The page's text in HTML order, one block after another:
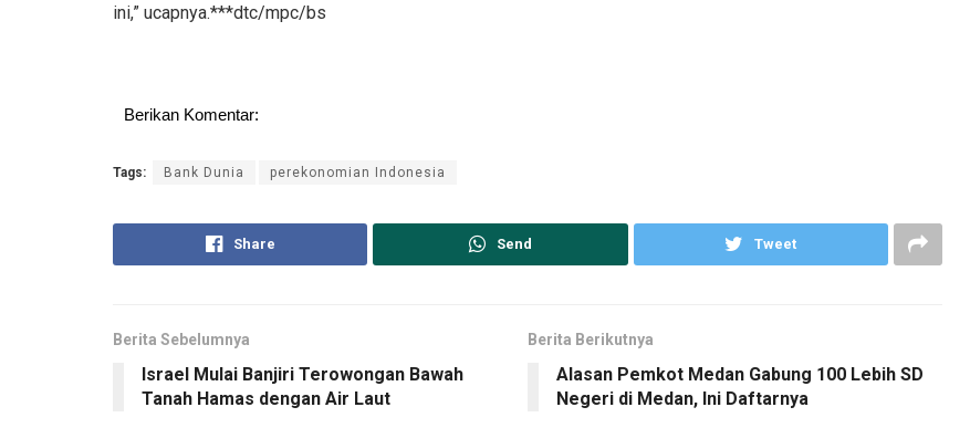
ini,” ucapnya.***dtc/mpc/bs
Berikan Komentar:
Tags: Bank Dunia perekonomian Indonesia
Share Send Tweet
Berita Sebelumnya
Israel Mulai Banjiri Terowongan Bawah
Tanah Hamas dengan Air Laut
Berita Berikutnya
Alasan Pemkot Medan Gabung 100 Lebih SD
Negeri di Medan, Ini Daftarnya